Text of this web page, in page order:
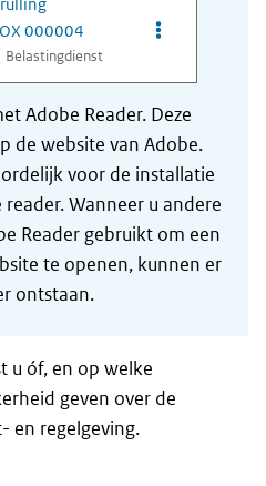
000004
Belastingdienst
Opties van
Adobe Reader. Deze
de website van Adobe.
voor de installatie
Wanneer u andere
Reader gebruikt om een
te openen, kunnen er
ontstaan.
u óf, en op welke
geven over de
en regelgeving.